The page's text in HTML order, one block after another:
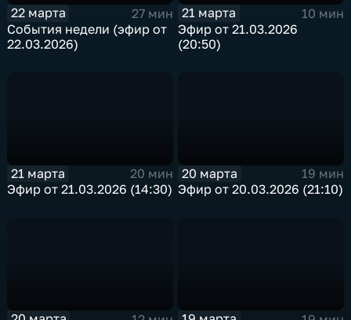
22 марта
27 мин
События недели (эфир от
22.03.2026)
21 марта
10 мин
Эфир от 21.03.2026
(20:50)
21 марта
20 мин
Эфир от 21.03.2026 (14:30)
20 марта
19 мин
Эфир от 20.03.2026 (21:10)